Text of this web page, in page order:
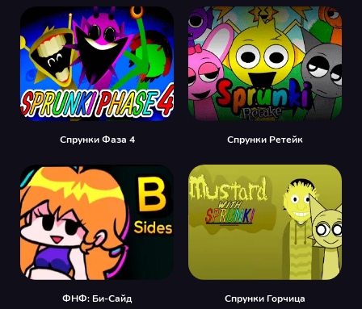
Спрунки Фаза 4 Спрунки Ретейк
ФНФ: Би-Сайд Спрунки Горчица